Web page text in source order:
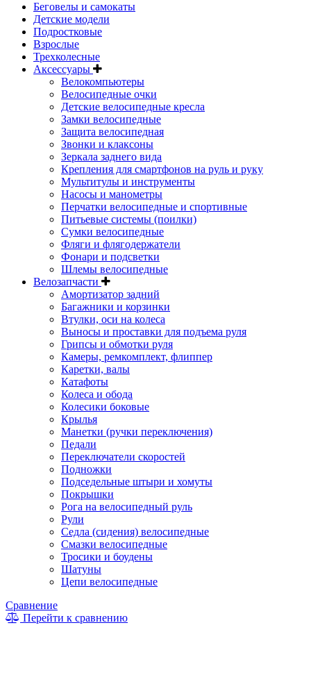
Беговелы и самокаты
Детские модели
Подростковые
Взрослые
Трехколесные
Аксессуары
Велокомпьютеры
Велосипедные очки
Детские велосипедные кресла
Замки велосипедные
Защита велосипедная
Звонки и клаксоны
Зеркала заднего вида
Крепления для смартфонов на руль и руку
Мультитулы и инструменты
Насосы и манометры
Перчатки велосипедные и спортивные
Питьевые системы (поилки)
Сумки велосипедные
Фляги и флягодержатели
Фонари и подсветки
Шлемы велосипедные
Велозапчасти
Амортизатор задний
Багажники и корзинки
Втулки, оси на колеса
Выносы и проставки для подъема руля
Грипсы и обмотки руля
Камеры, ремкомплект, флиппер
Каретки, валы
Катафоты
Колеса и обода
Колесики боковые
Крылья
Манетки (ручки переключения)
Педали
Переключатели скоростей
Подножки
Подседельные штыри и хомуты
Покрышки
Рога на велосипедный руль
Рули
Седла (сидения) велосипедные
Смазки велосипедные
Тросики и боудены
Шатуны
Цепи велосипедные
Сравнение
Перейти к сравнению